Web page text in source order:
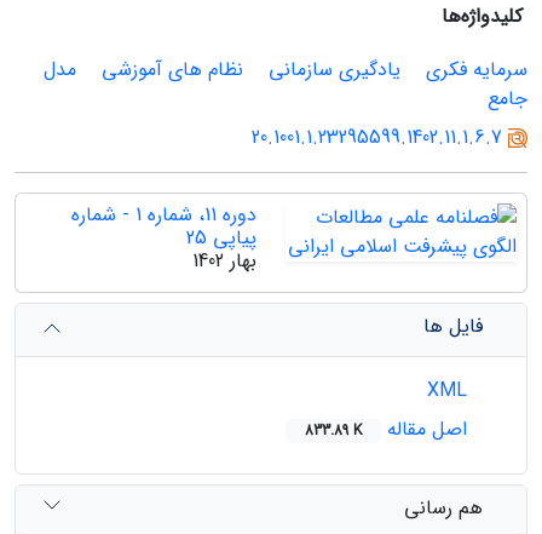
کلیدواژه‌ها
سرمایه فکری
یادگیری سازمانی نظام های آموزشی
مدل
جامع
20.1001.1.23295599.1402.11.1.6.7
دوره 11، شماره 1 - شماره
پیاپی 25
بهار 1402
فایل ها
اصل مقاله
833.89 K
هم رسانی